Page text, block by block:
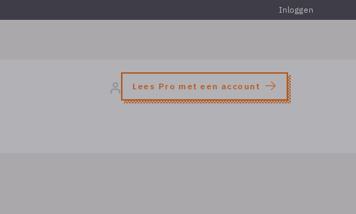
Inloggen
Lees Pro met een account